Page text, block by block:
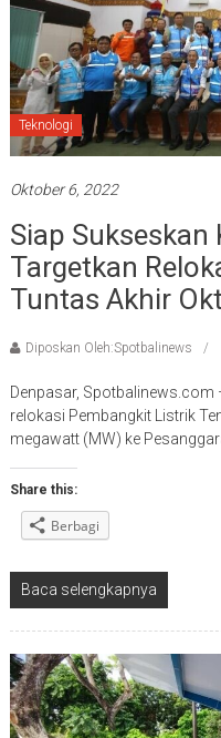
Teknologi
Oktober 6, 2022
Siap Sukseskan
Targetkan
Tuntas Akhir
Diposkan Oleh:Spotbalinews
Denpasar, Spotbalinews.com
relokasi Pembangkit Listrik
megawatt (MW) ke
Share this:
Berbagi
Baca selengkapnya